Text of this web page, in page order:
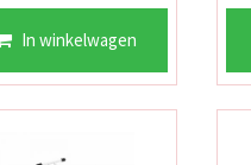
In winkelwagen